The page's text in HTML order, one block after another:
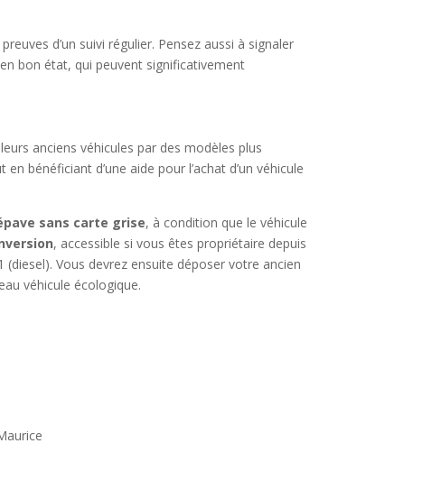
d’un suivi régulier. Pensez aussi à signaler
bon état, qui peuvent significativement
anciens véhicules par des modèles plus
en bénéficiant d’une aide pour l’achat d’un véhicule
sans carte grise, à condition que le véhicule
, accessible si vous êtes propriétaire depuis
Vous devrez ensuite déposer votre ancien
véhicule écologique.